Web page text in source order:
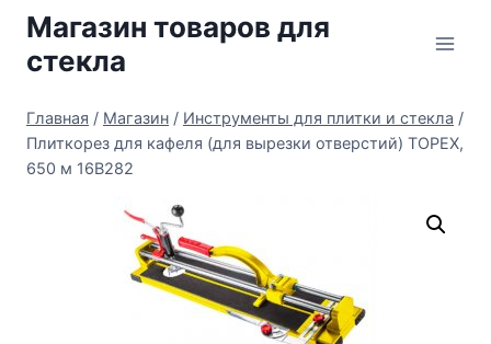
Перейти
содержимому
Магазин товаров для
стекла
Главная / Магазин / Инструменты для плитки и стекла /
Плиткорез для кафеля (для вырезки отверстий) TOPEX,
650 м 16B282